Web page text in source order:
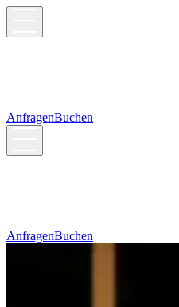
AnfragenBuchen
AnfragenBuchen